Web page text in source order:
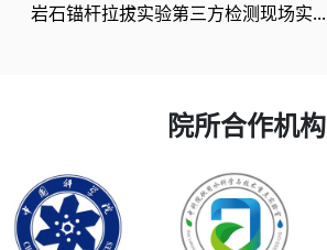
岩石锚杆拉拔实验第三方检测现场实...
院所合作机构